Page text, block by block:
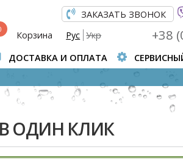
ЗАКАЗАТЬ ЗВОНОК
Корзина Рус Укр +38
ДОСТАВКА И ОПЛАТА
ОДИН КЛИК